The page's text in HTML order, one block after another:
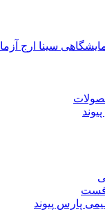
سینا ارج آزما
فست
پارس پیوند